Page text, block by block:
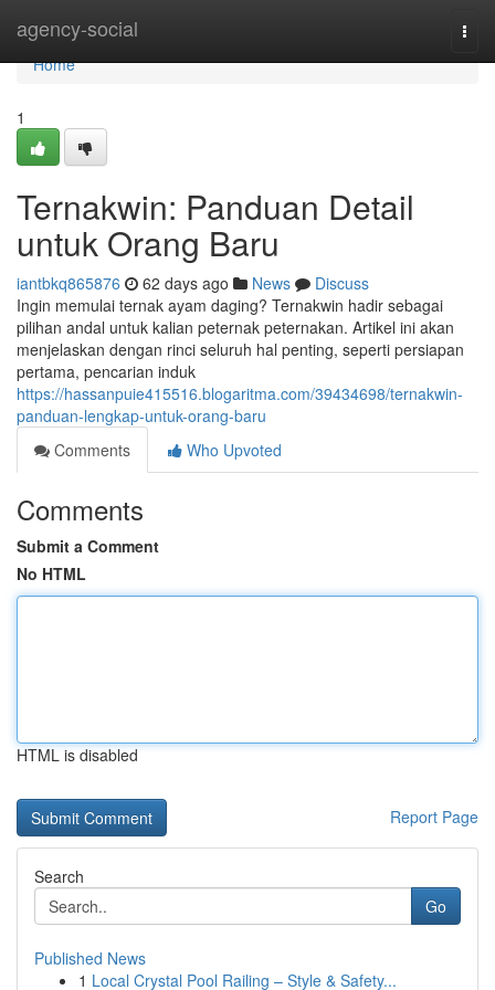
agency-social
Home
Home
1
Ternakwin: Panduan Detail
untuk Orang Baru
iantbkq865876 62 days ago News
Discuss
Ingin memulai ternak ayam daging? Ternakwin hadir sebagai
pilihan andal untuk kalian peternak peternakan. Artikel ini akan
menjelaskan dengan rinci seluruh hal penting, seperti persiapan
pertama, pencarian induk
https://hassanpuie415516.blogaritma.com/39434698/ternakwin-
panduan-lengkap-untuk-orang-baru
Comments
Who Upvoted
Comments
Submit a Comment
No HTML
HTML is disabled
Report Page
Search
Go
Published News
1 Local Crystal Pool Railing – Style & Safety...